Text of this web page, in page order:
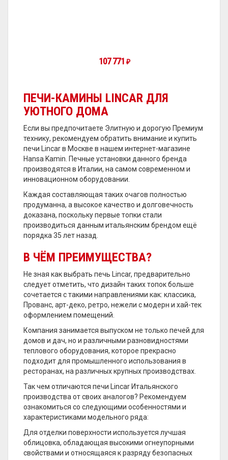
107 771 ₽
ПЕЧИ-КАМИНЫ LINCAR ДЛЯ
УЮТНОГО ДОМА
Если вы предпочитаете Элитную и дорогую Премиум
технику, рекомендуем обратить внимание и купить
печи Lincar в Москве в нашем интернет-магазине
Hansa Kamin. Печные установки данного бренда
производятся в Италии, на самом современном и
инновационном оборудовании.
Каждая составляющая таких очагов полностью
продуманна, а высокое качество и долговечность
доказана, поскольку первые топки стали
производиться данным итальянским брендом ещё
порядка 35 лет назад.
В ЧЁМ ПРЕИМУЩЕСТВА?
Не зная как выбрать печь Lincar, предварительно
следует отметить, что дизайн таких топок больше
сочетается с такими направлениями как: классика,
Прованс, арт-деко, ретро, нежели с модерн и хай-тек
оформлением помещений.
Компания занимается выпуском не только печей для
домов и дач, но и различными разновидностями
теплового оборудования, которое прекрасно
подходит для промышленного использования в
ресторанах, на различных крупных производствах.
Так чем отличаются печи Lincar Итальянского
производства от своих аналогов? Рекомендуем
ознакомиться со следующими особенностями и
характеристиками модельного ряда:
Для отделки поверхности используется лучшая
облицовка, обладающая высокими огнеупорными
свойствами и относящаяся к разряду безопасных